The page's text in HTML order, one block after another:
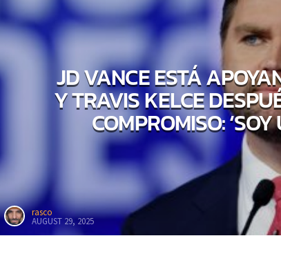
JD VANCE ESTÁ
Y TRAVIS KELCE
COMPROMISO:
rasco
AUGUST 29, 2025